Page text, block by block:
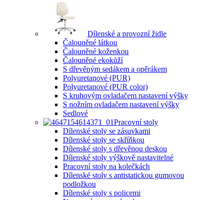
Dílenské a provozní židle
Čalouněné látkou
Čalouněné koženkou
Čalouněné ekokůží
S dřevěným sedákem a opěrákem
Polyuretanové (PUR)
Polyuretanové (PUR color)
S kruhovým ovladačem nastavení výšky
S nožním ovladačem nastavení výšky
Sedlové
Pracovní stoly
Dílenské stoly se zásuvkami
Dílenské stoly se skříňkou
Dílenské stoly s dřevěnou deskou
Dílenské stoly výškově nastavitelné
Pracovní stoly na kolečkách
Dílenské stoly s antistatickou gumovou
podložkou
Dílenské stoly s policemi